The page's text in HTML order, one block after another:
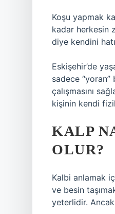
Koşu yapmak
kadar herkesin
diye kendini
Eskişehir’de
sadece
çalışmasını
kişinin kendi
KALP
OLUR?
Kalbi anlamak
ve besin
yeterlidir.